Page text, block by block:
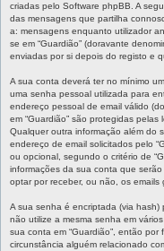
criadas pelo Software phpBB. A
das mensagens que partilha
a: mensagens enquanto utilizador
se em “Guardião” (doravante
enviadas por si depois do registo e
A sua conta deverá ter no mínimo
uma senha pessoal utilizada para
endereço pessoal de email válido
em “Guardião” são protegidas
Qualquer outra informação além do
endereço de email solicitados pelo
ou opcional, segundo o critério de
informações da sua conta que
optar por receber, ou não, os emails
A sua senha é encriptada (via
não utilize a mesma senha em
sua conta em “Guardião”, então
circunstância alguém relacionado